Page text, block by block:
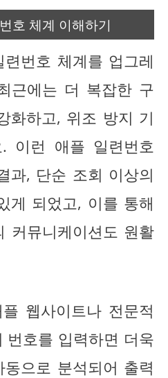
호 체계 이해하기
번호 체계를 업그레
근에는 더 복잡한 구
화하고, 위조 방지 기
이런 애플 일련번호
과, 단순 조회 이상의
게 되었고, 이를 통해
커뮤니케이션도 원활
웹사이트나 전문적
번호를 입력하면 더욱
으로 분석되어 출력